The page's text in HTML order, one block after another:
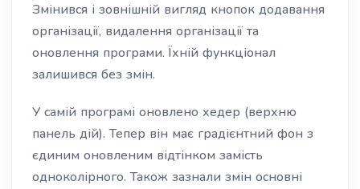
Змінився і зовнішній вигляд кнопок додавання
організації, видалення організації та
оновлення програми. Їхній функціонал
залишився без змін.
У самій програмі оновлено хедер (верхню
панель дій). Тепер він має градієнтний фон з
єдиним оновленим відтінком замість
одноколірного. Також зазнали змін основні